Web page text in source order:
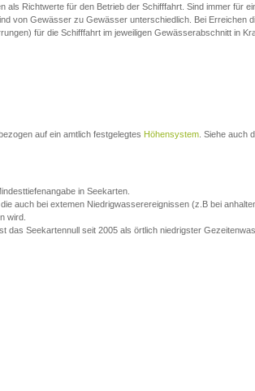
als Richtwerte für den Betrieb der Schifffahrt. Sind immer für
von Gewässer zu Gewässer unterschiedlich. Bei Erreichen
für die Schifffahrt im jeweiligen Gewässerabschnitt in
auf ein amtlich festgelegtes Höhensystem . Siehe auch
in Seekarten.
auch bei extemen Niedrigwasserereignissen (z.B bei
wird.
das Seekartennull seit 2005 als örtlich niedrigster